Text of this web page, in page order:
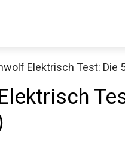
Elektrisch Test: Die